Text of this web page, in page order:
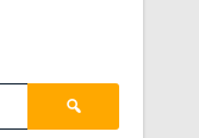
Keresés: